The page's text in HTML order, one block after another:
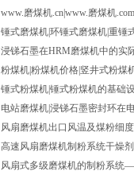
www.磨煤机.cn|www.磨煤机
锤式磨煤机|环锤式磨煤机|重锤
浸锑石墨在HRM磨煤机中的实
粉煤机|粉煤机价格|竖井式粉煤
锤式粉煤机|锤式粉煤机的基础
电站磨煤机|浸锑石墨密封环在
风扇磨煤机出口风温及煤粉细
高速风扇磨煤机制粉系统干燥
风扇式多级磨煤机的制粉系统